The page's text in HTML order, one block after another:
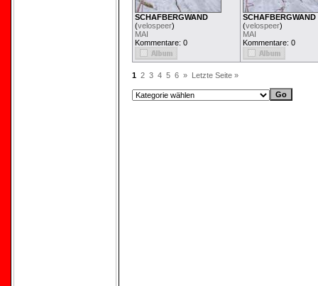
SCHAFBERGWAND
(velospeer)
MAI
Kommentare: 0
SCHAFBERGWAND
(velospeer)
MAI
Kommentare: 0
1 2 3 4 5 6 » Letzte Seite »